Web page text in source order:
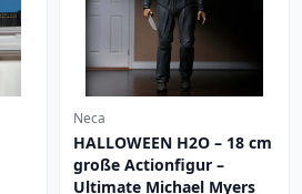
Neca
HALLOWEEN H2O – 18 cm
große Actionfigur –
Ultimate Michael Myers